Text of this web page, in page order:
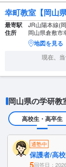
幸町教室【岡山県
最寄駅 JR山陽本線(
住所 岡山県倉敷
地図を見る
現在、
岡山県の学研教
高校生・高卒生
通塾中
保護者/高
5回答日：